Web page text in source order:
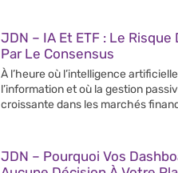
JDN – IA Et ETF : Le Risque
Par Le Consensus
À l’heure où l’intelligence
l’information et où la gestion
croissante dans les marchés
JDN – Pourquoi Vos